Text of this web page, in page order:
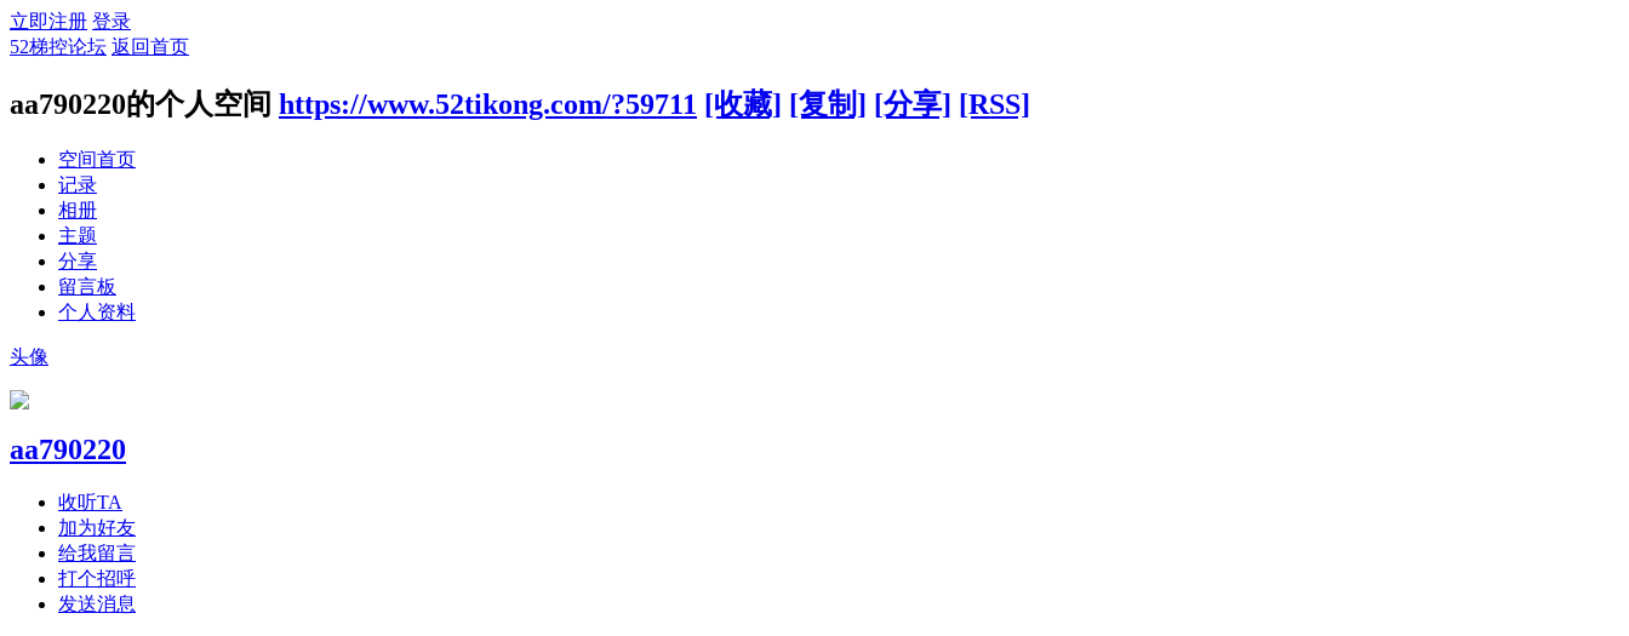
立即注册 登录
52梯控论坛 返回首页
aa790220的个人空间 https://www.52tikong.com/?59711 [收藏] [复制] [分享] [RSS]
空间首页
记录
相册
主题
分享
留言板
个人资料
头像
aa790220
收听TA
加为好友
给我留言
打个招呼
发送消息